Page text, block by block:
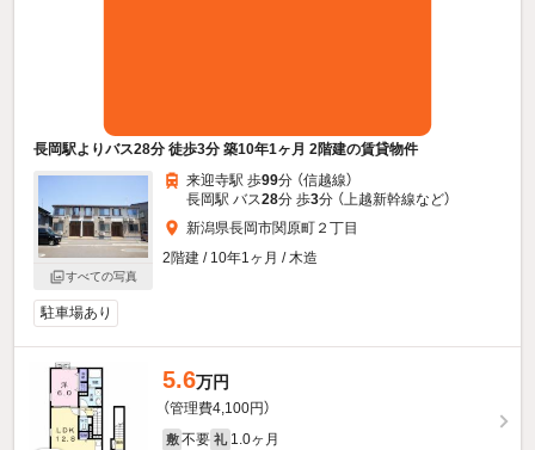
長岡駅よりバス28分 徒歩3分 築10年1ヶ月 2階建の賃貸物件
すべての写真
来迎寺駅 歩99分 （信越線）
長岡駅 バス28分 歩3分 （上越新幹線など）
新潟県長岡市関原町２丁目
2階建 / 10年1ヶ月 / 木造
駐車場あり
5.6万円
（管理費4,100円）
敷 不要 礼 1.0ヶ月